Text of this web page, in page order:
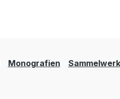
Monografien